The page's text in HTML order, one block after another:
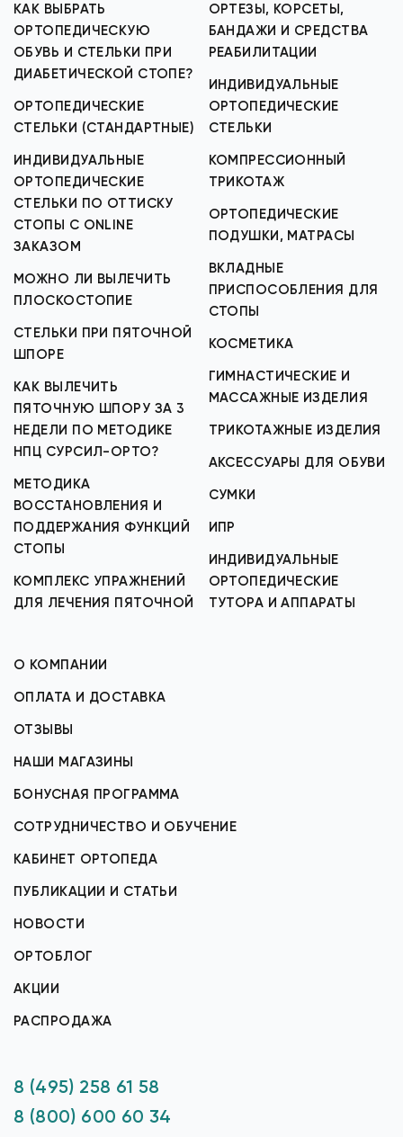
КАК ВЫБРАТЬ
ОРТОПЕДИЧЕСКУЮ
ОБУВЬ И СТЕЛЬКИ ПРИ
ДИАБЕТИЧЕСКОЙ СТОПЕ?
ОРТОПЕДИЧЕСКИЕ
СТЕЛЬКИ (СТАНДАРТНЫЕ)
ИНДИВИДУАЛЬНЫЕ
ОРТОПЕДИЧЕСКИЕ
СТЕЛЬКИ ПО ОТТИСКУ
СТОПЫ С ONLINE
ЗАКАЗОМ
МОЖНО ЛИ ВЫЛЕЧИТЬ
ПЛОСКОСТОПИЕ
СТЕЛЬКИ ПРИ ПЯТОЧНОЙ
ШПОРЕ
КАК ВЫЛЕЧИТЬ
ПЯТОЧНУЮ ШПОРУ ЗА 3
НЕДЕЛИ ПО МЕТОДИКЕ
НПЦ СУРСИЛ-ОРТО?
МЕТОДИКА
ВОССТАНОВЛЕНИЯ И
ПОДДЕРЖАНИЯ ФУНКЦИЙ
СТОПЫ
КОМПЛЕКС УПРАЖНЕНИЙ
ДЛЯ ЛЕЧЕНИЯ ПЯТОЧНОЙ
ОРТЕЗЫ, КОРСЕТЫ,
БАНДАЖИ И СРЕДСТВА
РЕАБИЛИТАЦИИ
ИНДИВИДУАЛЬНЫЕ
ОРТОПЕДИЧЕСКИЕ
СТЕЛЬКИ
КОМПРЕССИОННЫЙ
ТРИКОТАЖ
ОРТОПЕДИЧЕСКИЕ
ПОДУШКИ, МАТРАСЫ
ВКЛАДНЫЕ
ПРИСПОСОБЛЕНИЯ ДЛЯ
СТОПЫ
КОСМЕТИКА
ГИМНАСТИЧЕСКИЕ И
МАССАЖНЫЕ ИЗДЕЛИЯ
ТРИКОТАЖНЫЕ ИЗДЕЛИЯ
АКСЕССУАРЫ ДЛЯ ОБУВИ
СУМКИ
ИПР
ИНДИВИДУАЛЬНЫЕ
ОРТОПЕДИЧЕСКИЕ
ТУТОРА И АППАРАТЫ
О КОМПАНИИ
ОПЛАТА И ДОСТАВКА
ОТЗЫВЫ
НАШИ МАГАЗИНЫ
БОНУСНАЯ ПРОГРАММА
СОТРУДНИЧЕСТВО И ОБУЧЕНИЕ
КАБИНЕТ ОРТОПЕДА
ПУБЛИКАЦИИ И СТАТЬИ
НОВОСТИ
ОРТОБЛОГ
АКЦИИ
РАСПРОДАЖА
8 (495) 258 61 58
8 (800) 600 60 34